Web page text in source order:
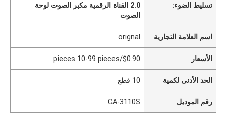
تسليط الضوء:
2.0 القناة الرقمية مكبر الصوت لوحة
الصوت
اسم العلامة التجارية orignal
الأسعار $0.90/pieces 10-99 pieces
الحد الأدنى لكمية 10 قطع
رقم الموديل CA-3110S